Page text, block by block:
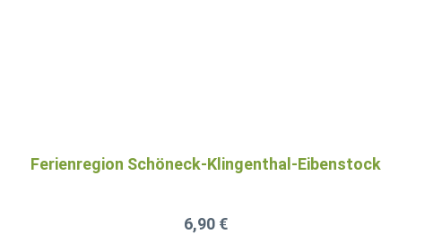
Ferienregion Schöneck-Klingenthal-Eibenstock
Regulärer Preis:
6,90 €